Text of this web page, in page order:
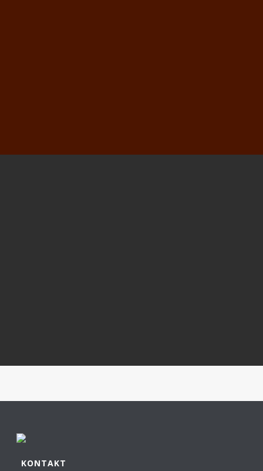
KONTAKT